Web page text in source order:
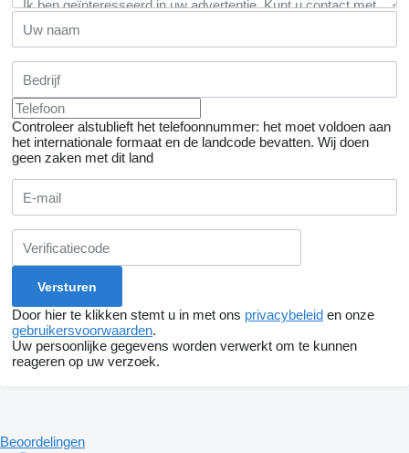
Controleer alstublieft het telefoonnummer: het moet voldoen aan
het internationale formaat en de landcode bevatten. Wij doen
geen zaken met dit land
Door hier te klikken stemt u in met ons privacybeleid en onze
gebruikersvoorwaarden.
Uw persoonlijke gegevens worden verwerkt om te kunnen
reageren op uw verzoek.
Beoordelingen